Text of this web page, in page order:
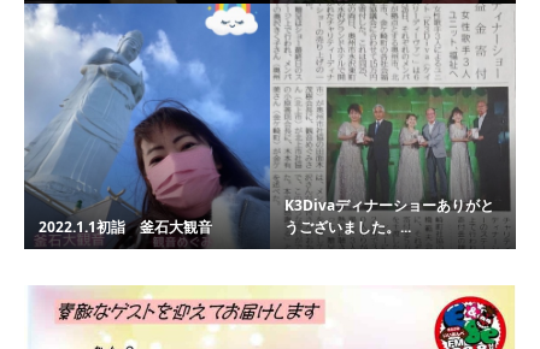
2022.1.1初詣 釜石大観音
K3Divaディナーショーありがと
うございました。...